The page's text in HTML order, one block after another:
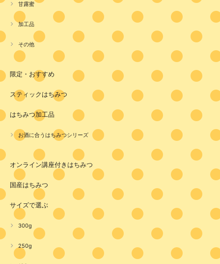
甘露蜜
加工品
その他
限定・おすすめ
スティックはちみつ
はちみつ加工品
お酒に合うはちみつシリーズ
オンライン講座付きはちみつ
国産はちみつ
サイズで選ぶ
300g
250g